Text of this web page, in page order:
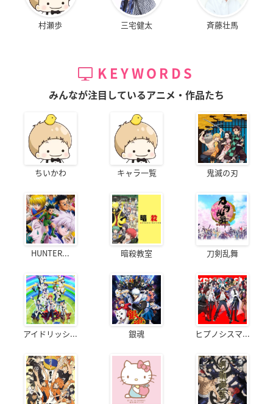
村瀬歩 三宅健太 斉藤壮馬
KEYWORDS
みんなが注目しているアニメ・作品たち
ちいかわ キャラ一覧 鬼滅の刃
HUNTER... 暗殺教室 刀剣乱舞
アイドリッシ... 銀魂 ヒプノシスマ...